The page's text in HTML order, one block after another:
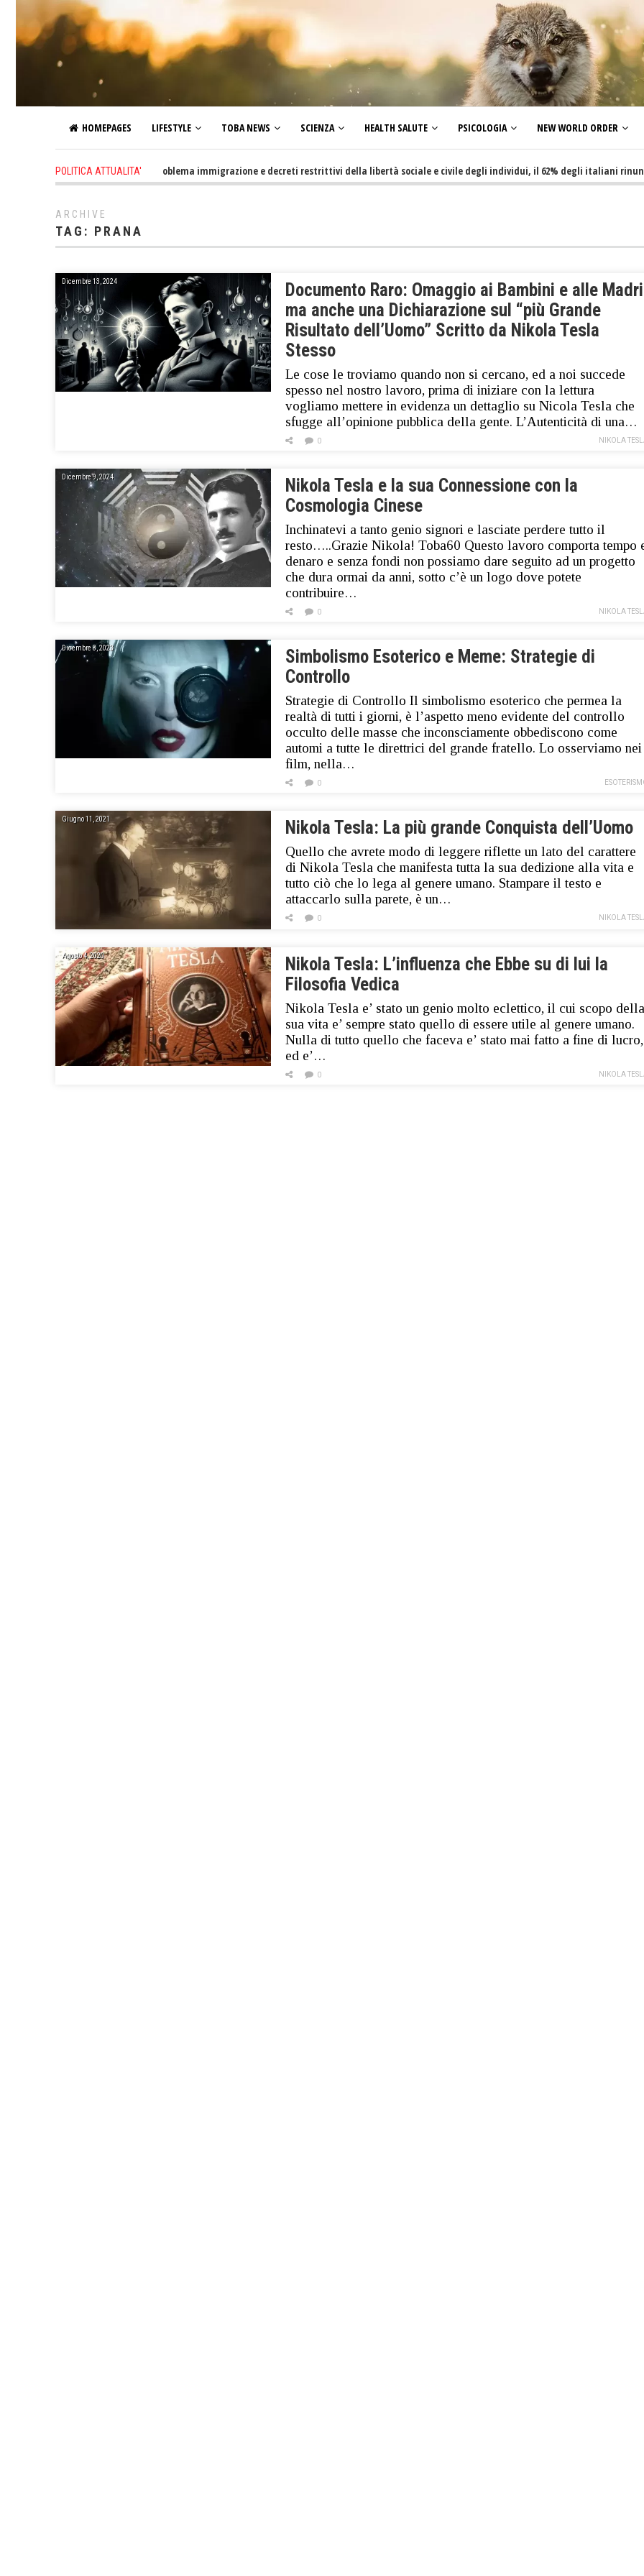
HOMEPAGES LIFESTYLE TOBA NEWS SCIENZA HEALTH SALUTE PSICOLOGIA NEW WORLD ORDER
POLITICA ATTUALITA'
2 days ago - Altro che problema immigrazione e decreti restrittivi della libertà sociale e civile degli individui, il 62% degli italiani rinuncia a
ARCHIVE
TAG: PRANA
Dicembre 13, 2024
Documento Raro: Omaggio ai Bambini e alle Madri
ma anche una Dichiarazione sul “più Grande
Risultato dell’Uomo” Scritto da Nikola Tesla
Stesso
Le cose le troviamo quando non si cercano, ed a noi succede
spesso nel nostro lavoro, prima di iniziare con la lettura
vogliamo mettere in evidenza un dettaglio su Nicola Tesla che
sfugge all’opinione pubblica della gente. L’Autenticità di una…
NIKOLA
0
Dicembre 9, 2024
Nikola Tesla e la sua Connessione con la
Cosmologia Cinese
Inchinatevi a tanto genio signori e lasciate perdere tutto il
resto…..Grazie Nikola! Toba60 Questo lavoro comporta tempo
denaro e senza fondi non possiamo dare seguito ad un progetto
che dura ormai da anni, sotto c’è un logo dove potete
contribuire…
NIKOLA
0
Dicembre 8, 2023
Simbolismo Esoterico e Meme: Strategie di
Controllo
Strategie di Controllo Il simbolismo esoterico che permea la
realtà di tutti i giorni, è l’aspetto meno evidente del controllo
occulto delle masse che inconsciamente obbediscono come
automi a tutte le direttrici del grande fratello. Lo osserviamo nei
film, nella…
0
Giugno 11, 2021 Nikola Tesla: La più grande Conquista dell’Uomo
Quello che avrete modo di leggere riflette un lato del carattere
di Nikola Tesla che manifesta tutta la sua dedizione alla vita e
tutto ciò che lo lega al genere umano. Stampare il testo e
attaccarlo sulla parete, è un…
NIKOLA
0
Agosto 4, 2020
Nikola Tesla: L’influenza che Ebbe su di lui la
Filosofia Vedica
Nikola Tesla e’ stato un genio molto eclettico, il cui scopo della
sua vita e’ sempre stato quello di essere utile al genere umano.
Nulla di tutto quello che faceva e’ stato mai fatto a fine di lucro,
ed e’…
NIKOLA
0